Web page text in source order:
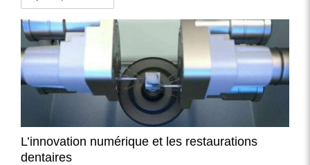
L’innovation numérique et les restaurations
dentaires